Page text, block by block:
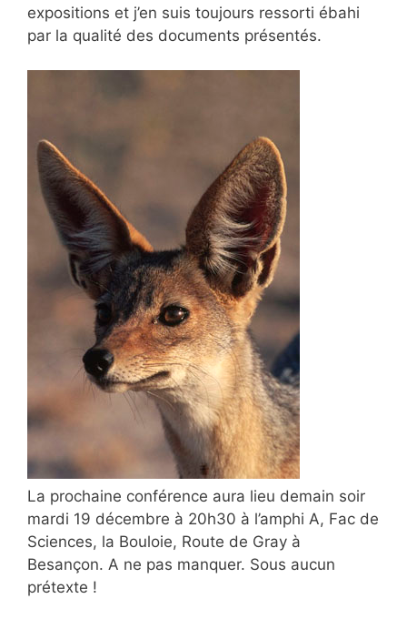
expositions et j’en suis toujours ressorti ébahi
par la qualité des documents présentés.
La prochaine conférence aura lieu demain soir
mardi 19 décembre à 20h30 à l’amphi A, Fac de
Sciences, la Bouloie, Route de Gray à
Besançon. A ne pas manquer. Sous aucun
prétexte !